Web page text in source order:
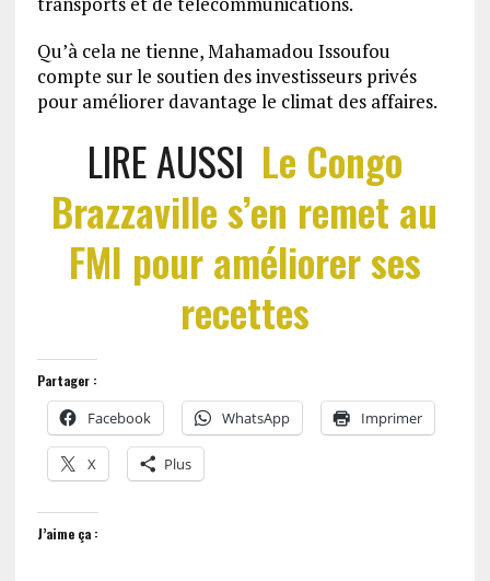
Qu’à cela ne tienne, Mahamadou Issoufou
compte sur le soutien des investisseurs privés
pour améliorer davantage le climat des affaires.
LIRE AUSSI Le Congo
Brazzaville s’en remet au
FMI pour améliorer ses
recettes
Partager :
Facebook WhatsApp Imprimer
X Plus
J’aime ça :